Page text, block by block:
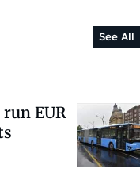
See All
EUR